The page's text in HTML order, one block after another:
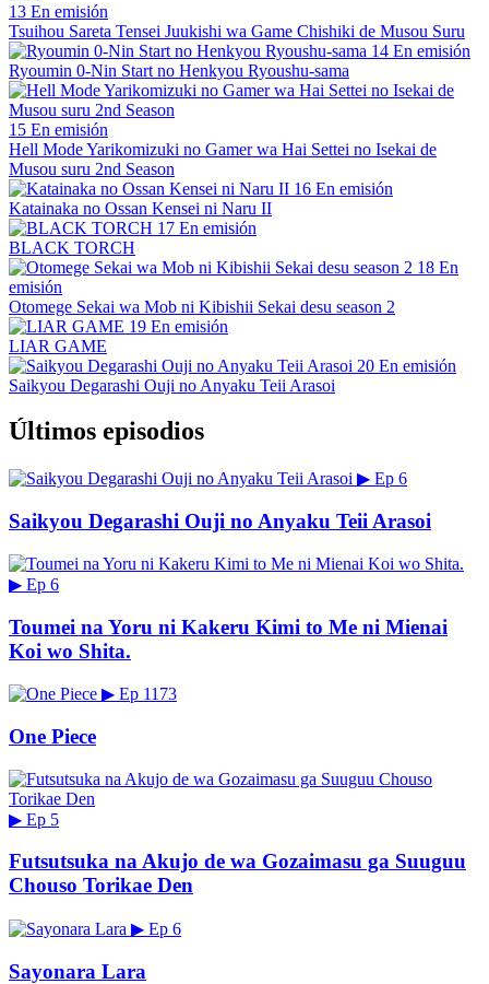
13 En emisión
Tsuihou Sareta Tensei Juukishi wa Game Chishiki de Musou Suru
14 En emisión
Ryoumin 0-Nin Start no Henkyou Ryoushu-sama
15 En emisión
Hell Mode Yarikomizuki no Gamer wa Hai Settei no Isekai de
Musou suru 2nd Season
16 En emisión
Katainaka no Ossan Kensei ni Naru II
17 En emisión
BLACK TORCH
18 En
emisión
Otomege Sekai wa Mob ni Kibishii Sekai desu season 2
19 En emisión
LIAR GAME
20 En emisión
Saikyou Degarashi Ouji no Anyaku Teii Arasoi
Últimos episodios
▶ Ep 6
Saikyou Degarashi Ouji no Anyaku Teii Arasoi
▶ Ep 6
Toumei na Yoru ni Kakeru Kimi to Me ni Mienai
Koi wo Shita.
▶ Ep 1173
One Piece
▶ Ep 5
Futsutsuka na Akujo de wa Gozaimasu ga Suuguu
Chouso Torikae Den
▶ Ep 6
Sayonara Lara